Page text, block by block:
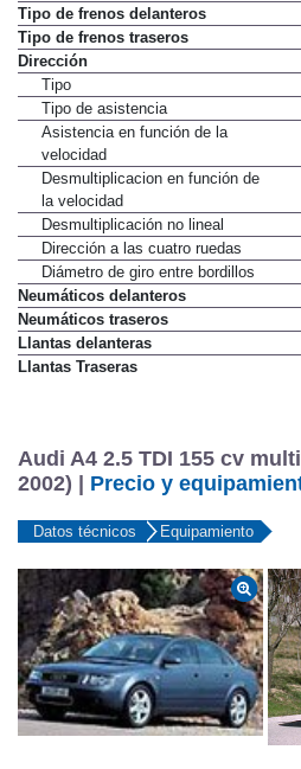
Tipo de frenos delanteros
Tipo de frenos traseros
Dirección
Tipo
Tipo de asistencia
Asistencia en función de la
velocidad
Desmultiplicacion en función de
la velocidad
Desmultiplicación no lineal
Dirección a las cuatro ruedas
Diámetro de giro entre bordillos
Neumáticos delanteros
Neumáticos traseros
Llantas delanteras
Llantas Traseras
Audi A4 2.5 TDI 155 cv
2002) | Precio y
Datos técnicos Equipamiento